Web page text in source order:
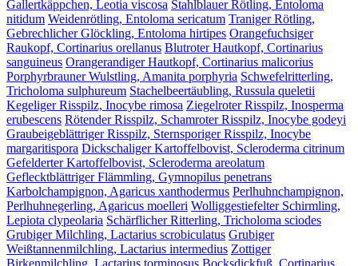
Gallertkäppchen, Leotia viscosa Stahlblauer Rötling, Entoloma
nitidum Weidenrötling, Entoloma sericatum Traniger Rötling,
Gebrechlicher Glöckling, Entoloma hirtipes Orangefuchsiger
Raukopf, Cortinarius orellanus Blutroter Hautkopf, Cortinarius
sanguineus Orangerandiger Hautkopf, Cortinarius malicorius
Porphyrbrauner Wulstling, Amanita porphyria Schwefelritterling,
Tricholoma sulphureum Stachelbeertäubling, Russula queletii
Kegeliger Risspilz, Inocybe rimosa Ziegelroter Risspilz, Inosperma
erubescens Rötender Risspilz, Schamroter Risspilz, Inocybe godeyi
Graubeigeblättriger Risspilz, Sternsporiger Risspilz, Inocybe
margaritispora Dickschaliger Kartoffelbovist, Scleroderma citrinum
Gefelderter Kartoffelbovist, Scleroderma areolatum
Geflecktblättriger Flämmling, Gymnopilus penetrans
Karbolchampignon, Agaricus xanthodermus Perlhuhnchampignon,
Perlhuhnegerling, Agaricus moelleri Wolliggestiefelter Schirmling,
Lepiota clypeolaria Schärflicher Ritterling, Tricholoma sciodes
Grubiger Milchling, Lactarius scrobiculatus Grubiger
Weißtannenmilchling, Lactarius intermedius Zottiger